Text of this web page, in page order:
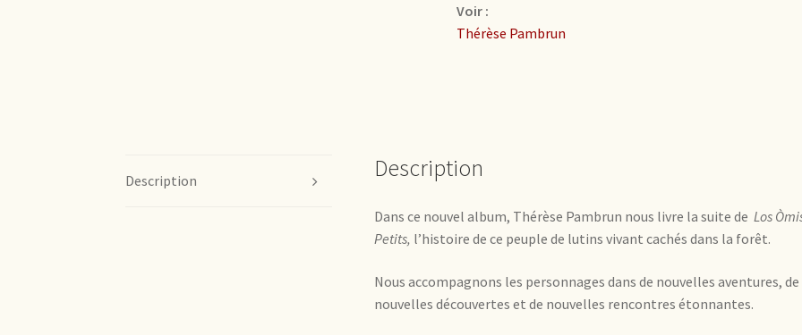
Voir :
Thérèse Pambrun
Description Description
Dans ce nouvel album, Thérèse Pambrun nous livre la suite de Los
Petits, l’histoire de ce peuple de lutins vivant cachés dans la forêt.
Nous accompagnons les personnages dans de nouvelles aventures, de
nouvelles découvertes et de nouvelles rencontres étonnantes.